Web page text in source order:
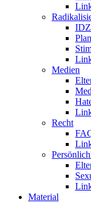
IDZ
Medien
Recht
Material